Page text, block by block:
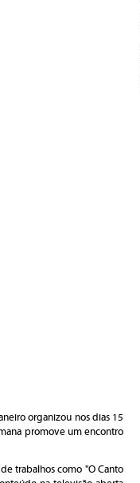
organizou nos dias 15
promove um encontro
trabalhos como "O Canto